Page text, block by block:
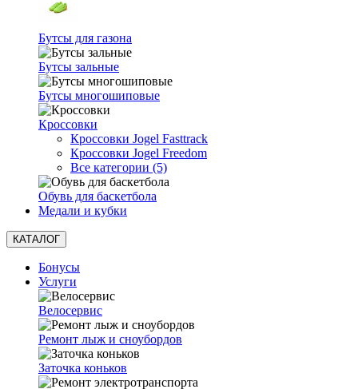
Бутсы для газона
Бутсы зальные
Бутсы многошиповые
Кроссовки
Кроссовки Jogel Fasttrack
Кроссовки Jogel Freedom
Все категории (5)
Обувь для баскетбола
Медали и кубки
КАТАЛОГ
Бонусы
Услуги
Велосервис
Ремонт лыж и сноубордов
Заточка коньков